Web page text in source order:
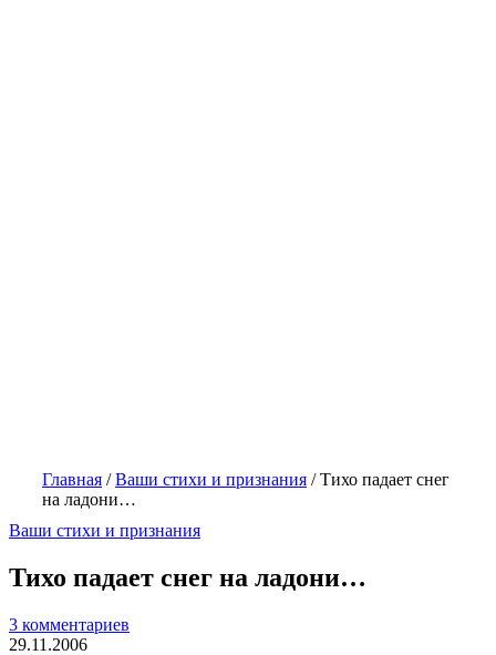
Главная /Ваши стихи и признания /Тихо падает снег
на ладони…
Ваши стихи и признания
Тихо падает снег на ладони…
3 комментариев
29.11.2006